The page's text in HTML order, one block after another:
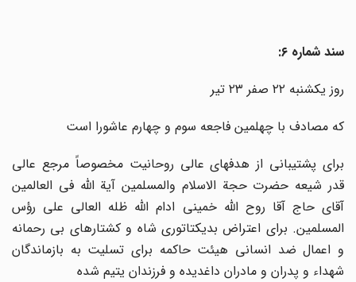
سند شماره ۶:
روز یکشنبه ۲۲ صفر ۲۳ تیر
که مصادف با چهلمین فاجعه سوم و چهارم عاشورا است
برای پشتیبانی از هدفهای عالی روحانیت مخصوصاً مرجع عالی
قدر شیعه حضرت حجة الاسلام والمسلمین آیة الله فی العالمین
آقای حاج آقا روح الله خمینی ادام الله ظله العالی علی رؤس
المسلمین. برای اعتراض بدیکتاتوری شاه و کشتارهای بی رحمانه
و اعمال ضد انسانی هیئت حاکمه برای تسلیت به بازماندگان
شهداء و پدران و مادران داغدیده و فرزندان یتیم شده